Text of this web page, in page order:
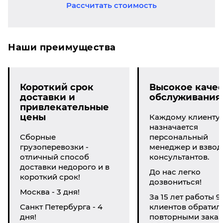
Рассчитать стоимость
Наши преимущества
Короткий срок
доставки и
привлекательные
цены
Сборные
грузоперевозки -
отличный способ
доставки недорого и в
короткий срок!
Москва - 3 дня!
Санкт Петербурга - 4
дня!
Высокое
обслуживания
Каждому клиенту
назначается
персональный
менеджер и взвод
консультантов.
До нас легко
дозвониться!
За 15 лет работы
клиентов
повторными